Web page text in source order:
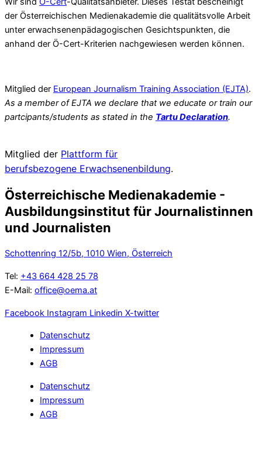
der Österreichischen Medienakademie die qualitätsvolle Arbeit
unter erwachsenenpädagogischen Gesichtspunkten, die
anhand der Ö-Cert-Kriterien nachgewiesen werden können.
Mitglied der European Journalism Training Association (EJTA).
As a member of EJTA we declare that we educate or train our
partcipants/students as stated in the Tartu Declaration.
Mitglied der Plattform für
berufsbezogene Erwachsenenbildung.
Österreichische Medienakademie -
Ausbildungsinstitut für Journalistinnen
und Journalisten
Schottenring 12/5b, 1010 Wien, Österreich
Tel: +43 664 428 25 78
E-Mail: office@oema.at
Facebook Instagram Linkedin X-twitter
Datenschutz
Impressum
AGB
Datenschutz
Impressum
AGB